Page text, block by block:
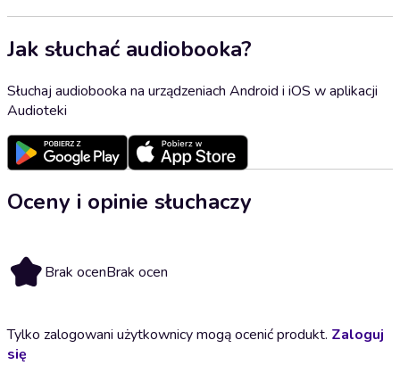
Jak słuchać audiobooka?
Słuchaj audiobooka na urządzeniach Android i iOS w aplikacji
Audioteki
Oceny i opinie słuchaczy
Brak ocenBrak ocen
Tylko zalogowani użytkownicy mogą ocenić produkt. Zaloguj
się